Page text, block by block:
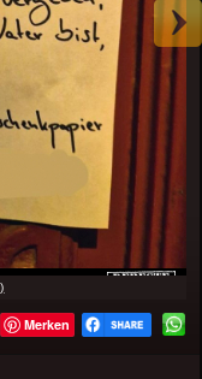
Merken